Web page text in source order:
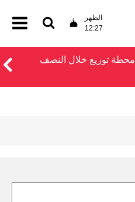
الظهر
12:27
«كهرباء دبي»: تدشين 793 محطة توزيع خلال النصف